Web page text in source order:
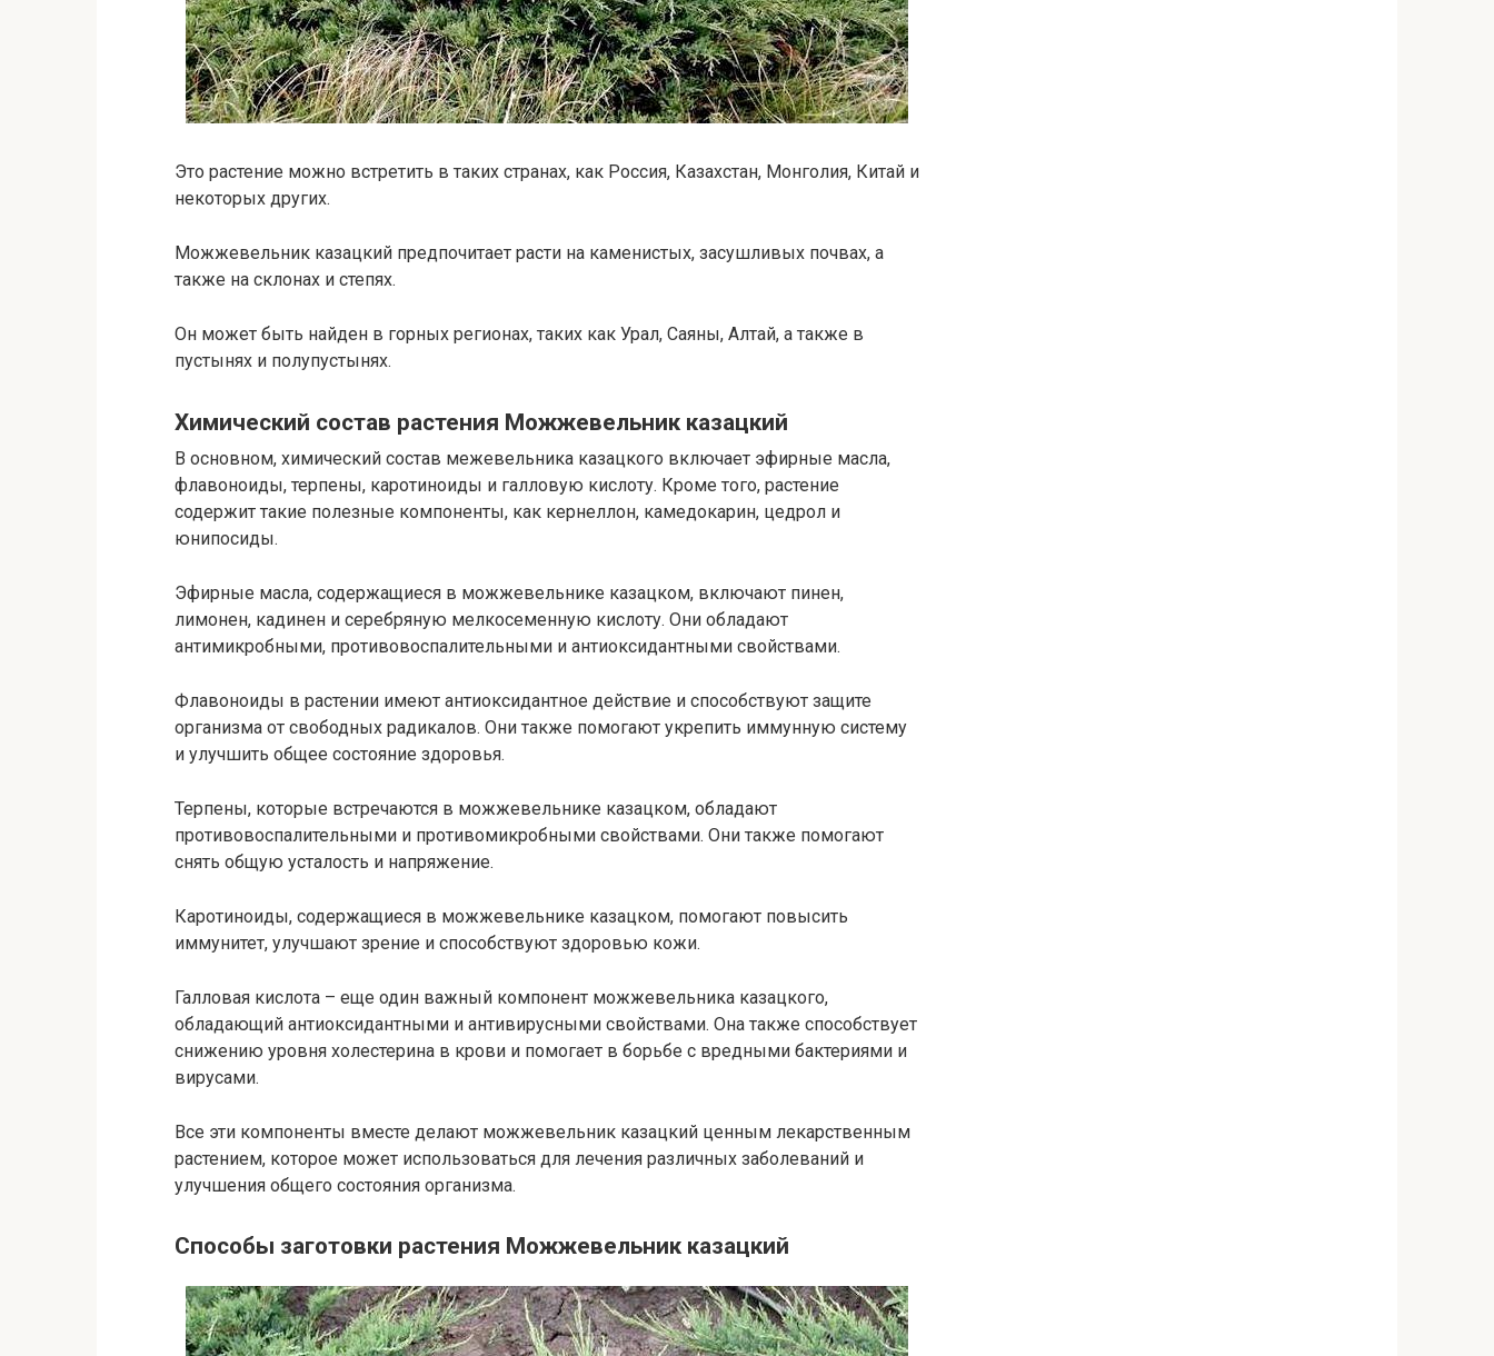
Это растение можно встретить в таких странах, как Россия, Казахстан, Монголия, Китай и
некоторых других.
Можжевельник казацкий предпочитает расти на каменистых, засушливых почвах, а
также на склонах и степях.
Он может быть найден в горных регионах, таких как Урал, Саяны, Алтай, а также в
пустынях и полупустынях.
Химический состав растения Можжевельник казацкий
В основном, химический состав межевельника казацкого включает эфирные масла,
флавоноиды, терпены, каротиноиды и галловую кислоту. Кроме того, растение
содержит такие полезные компоненты, как кернеллон, камедокарин, цедрол и
юнипосиды.
Эфирные масла, содержащиеся в можжевельнике казацком, включают пинен,
лимонен, кадинен и серебряную мелкосеменную кислоту. Они обладают
антимикробными, противовоспалительными и антиоксидантными свойствами.
Флавоноиды в растении имеют антиоксидантное действие и способствуют защите
организма от свободных радикалов. Они также помогают укрепить иммунную систему
и улучшить общее состояние здоровья.
Терпены, которые встречаются в можжевельнике казацком, обладают
противовоспалительными и противомикробными свойствами. Они также помогают
снять общую усталость и напряжение.
Каротиноиды, содержащиеся в можжевельнике казацком, помогают повысить
иммунитет, улучшают зрение и способствуют здоровью кожи.
Галловая кислота – еще один важный компонент можжевельника казацкого,
обладающий антиоксидантными и антивирусными свойствами. Она также способствует
снижению уровня холестерина в крови и помогает в борьбе с вредными бактериями и
вирусами.
Все эти компоненты вместе делают можжевельник казацкий ценным лекарственным
растением, которое может использоваться для лечения различных заболеваний и
улучшения общего состояния организма.
Способы заготовки растения Можжевельник казацкий